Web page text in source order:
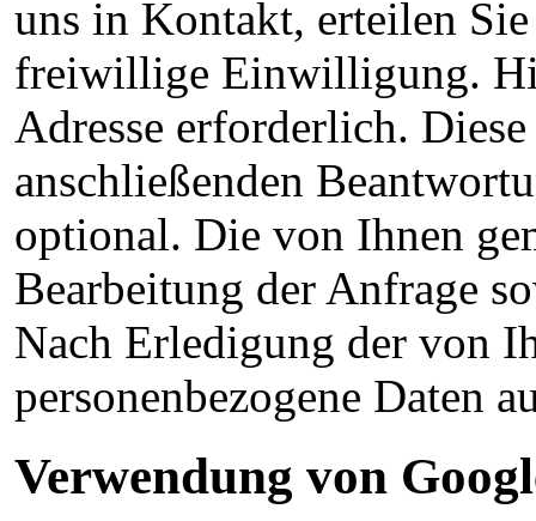
uns in Kontakt, erteilen
freiwillige Einwilligung.
Adresse erforderlich.
anschließenden
optional. Die von Ihnen
Bearbeitung der Anfrage
Nach Erledigung der von
personenbezogene Daten
Verwendung von